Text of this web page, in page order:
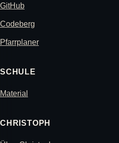
GitHub
Codeberg
Pfarrplaner
SCHULE
Material
CHRISTOPH